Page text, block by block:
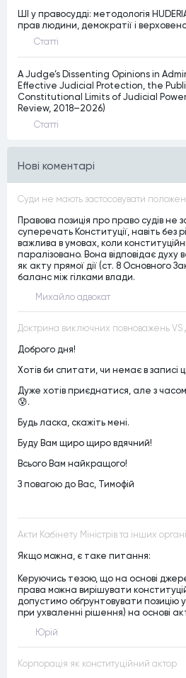
ШІ у правосудді: методологія
прав людини, демократії і
Статтi
A Judge’s Dissenting Opinions in
Effective Judicial Protection, the
Constitutional Limits of Judicial
Review, 2018–2026)
Статтi
Нові коментарі
Правова позиція про право судів не
суперечать Конституції, навіть без
важлива в умовах, коли
паралізовано. Вона відповідає духу
як акту прямої дії (ст. 8 Основного
баланс між гілками влади.
Михайло адвокат
Доброго дня!
Хотів би спитати, чи немає в записі
Дуже хотів приєднатися, але з
😰.
Будь ласка, скажіть мені.
Буду Вам щиро щиро вдячний!
Всього Вам найкращого!
З повагою до Вас, Тимофій
Якщо можна, є таке питання:
Керуючись тезою, що на основі
права можна вирішувати
допустимо обґрунтовувати позицію
при ухваленні рішення) на основі
Юрій
Корпорація як конституційний актор